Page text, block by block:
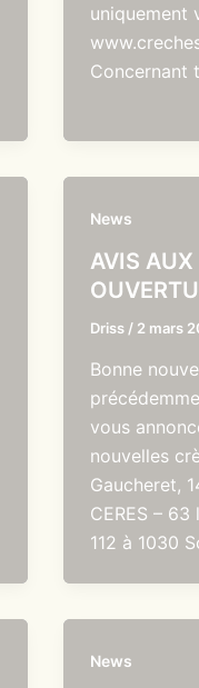
uniquement
Concernant
News
AVIS AUX
Driss / 2 mars
Bonne
vous
nouvelles
Gaucheret,
CERES – 63
112 à 1030
News